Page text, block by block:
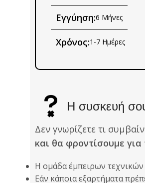
Εγγύηση:6 Μήνες
Χρόνος:1-7 Ημέρες
Η συσκευή
Δεν γνωρίζετε τι
και θα φροντίσουμε
Η ομάδα έμπειρων
Εάν κάποια εξαρτήματα